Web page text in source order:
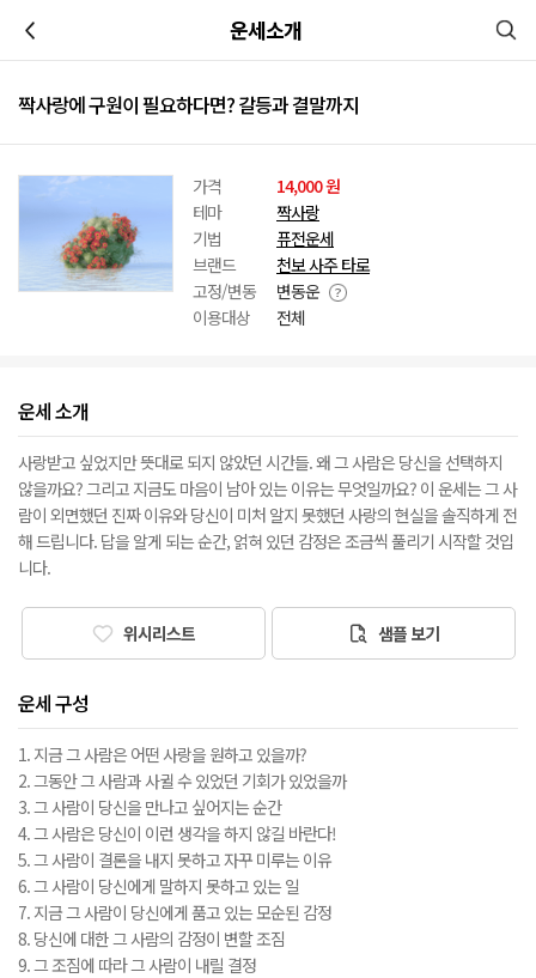
운세소개
짝사랑에 구원이 필요하다면? 갈등과 결말까지
가격
14,000 원
테마
짝사랑
기법
퓨전운세
브랜드
천보 사주 타로
고정/변동
변동운
이용대상
전체
운세 소개
사랑받고 싶었지만 뜻대로 되지 않았던 시간들. 왜 그 사람은 당신을 선택하지
않을까요? 그리고 지금도 마음이 남아 있는 이유는 무엇일까요? 이 운세는 그 사
람이 외면했던 진짜 이유와 당신이 미처 알지 못했던 사랑의 현실을 솔직하게 전
해 드립니다. 답을 알게 되는 순간, 얽혀 있던 감정은 조금씩 풀리기 시작할 것입
니다.
위시리스트 샘플 보기
운세 구성
1. 지금 그 사람은 어떤 사랑을 원하고 있을까?
2. 그동안 그 사람과 사귈 수 있었던 기회가 있었을까
3. 그 사람이 당신을 만나고 싶어지는 순간
4. 그 사람은 당신이 이런 생각을 하지 않길 바란다!
5. 그 사람이 결론을 내지 못하고 자꾸 미루는 이유
6. 그 사람이 당신에게 말하지 못하고 있는 일
7. 지금 그 사람이 당신에게 품고 있는 모순된 감정
8. 당신에 대한 그 사람의 감정이 변할 조짐
9. 그 조짐에 따라 그 사람이 내릴 결정